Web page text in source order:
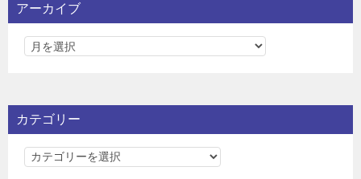
アーカイブ
カテゴリー
カ